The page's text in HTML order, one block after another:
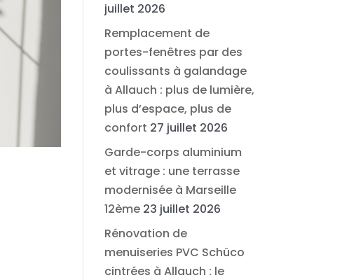
juillet 2026
Remplacement de
portes-fenêtres par des
coulissants à galandage
à Allauch : plus de lumière,
plus d’espace, plus de
confort 27 juillet 2026
Garde-corps aluminium
et vitrage : une terrasse
modernisée à Marseille
12ème 23 juillet 2026
Rénovation de
menuiseries PVC Schüco
cintrées à Allauch : le